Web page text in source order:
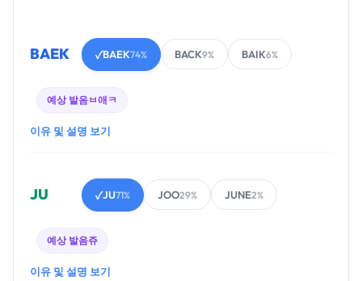
BAEK ✓BAEK74% BACK9% BAIK6%
예상 발음ㅂ애ㅋ
이유 및 설명 보기
JU ✓JU71% JOO29% JUNE2%
예상 발음쥬
이유 및 설명 보기